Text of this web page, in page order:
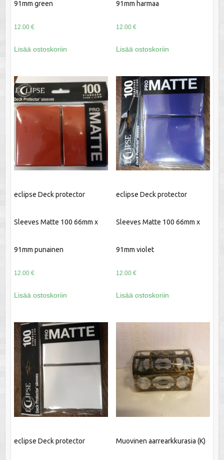
91mm green
12.00 €
Lisää ostoskoriin
91mm harmaa
12.00 €
Lisää ostoskoriin
eclipse Deck protector
Sleeves Matte 100 66mm x
91mm punainen
12.00 €
Lisää ostoskoriin
eclipse Deck protector
Sleeves Matte 100 66mm x
91mm violet
12.00 €
Lisää ostoskoriin
eclipse Deck protector Muovinen aarrearkkurasia (K)